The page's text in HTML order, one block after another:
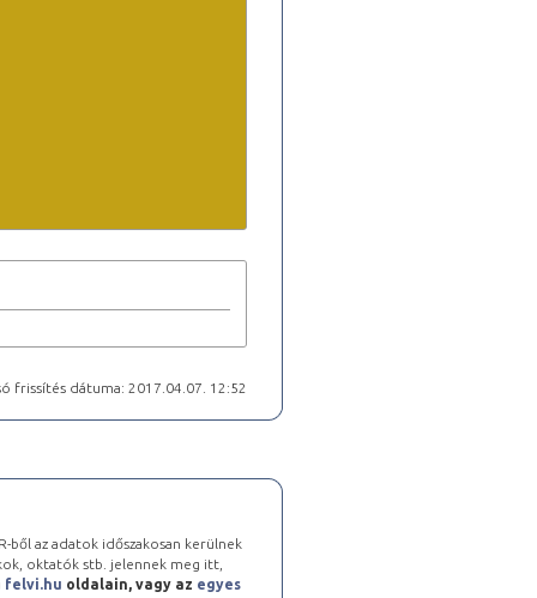
frissítés dátuma: 2017.04.07. 12:52
ből az adatok időszakosan kerülnek
oktatók stb. jelennek meg itt,
felvi.hu oldalain, vagy az egyes